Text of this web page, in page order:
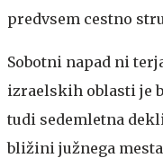
predvsem cestno
Sobotni napad ni
izraelskih oblasti je
tudi sedemletna
bližini južnega